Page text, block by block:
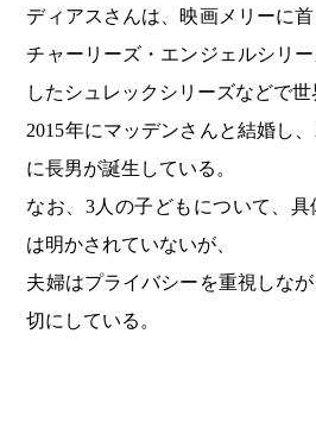
ディアスさんは、映画メリーに首
チャーリーズ・エンジェルシリ
したシュレックシリーズなどで世
2015年にマッデンさんと結婚し
に長男が誕生している。
なお、3人の子どもについて、
は明かされていないが、
夫婦はプライバシーを重視しな
切にしている。